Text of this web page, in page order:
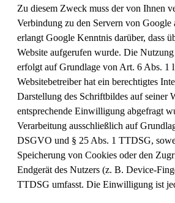
Zu diesem Zweck muss der von Ihnen
Verbindung zu den Servern von Google
erlangt Google Kenntnis darüber, dass
Website aufgerufen wurde. Die
erfolgt auf Grundlage von Art. 6 Abs.
Websitebetreiber hat ein berechtigtes
Darstellung des Schriftbildes auf seiner
entsprechende Einwilligung abgefragt
Verarbeitung ausschließlich auf
DSGVO und § 25 Abs. 1 TTDSG,
Speicherung von Cookies oder den
Endgerät des Nutzers (z. B. Device-
TTDSG umfasst. Die Einwilligung ist